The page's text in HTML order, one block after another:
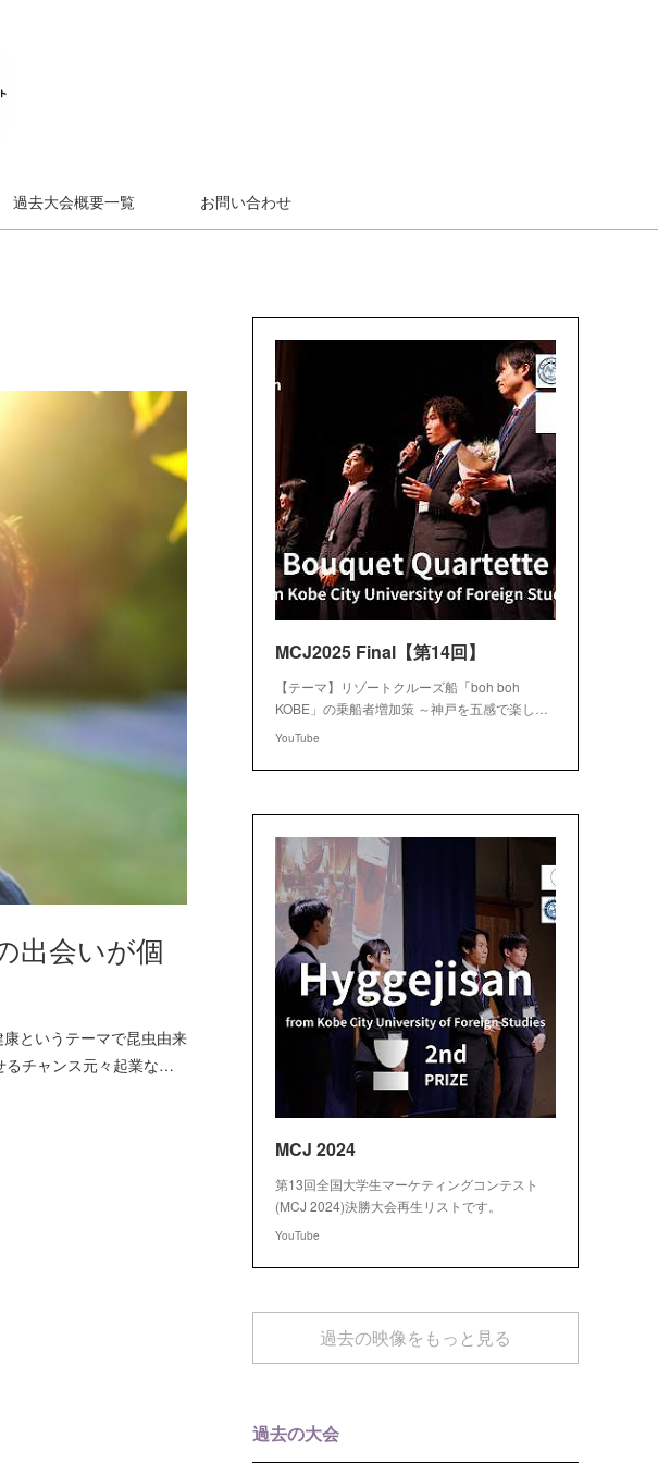
過去大会概要一覧 お問い合わせ
出会いが個
というテーマで昆虫由来
るチャンス元々起業な…
MCJ2025 Final【第14回】
【テーマ】リゾートクルーズ船「boh boh
KOBE」の乗船者増加策 ～神戸を五感で楽し…
YouTube
MCJ 2024
第13回全国大学生マーケティングコンテスト
(MCJ 2024)決勝大会再生リストです。
YouTube
過去の映像をもっと見る
過去の大会